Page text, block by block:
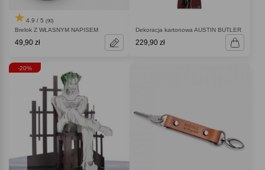
4.9 / 5 (90)
Brelok Z WŁASNYM NAPISEM
49,90 zł
Dekoracja kartonowa AUSTIN BUTLER
229,90 zł
-20%